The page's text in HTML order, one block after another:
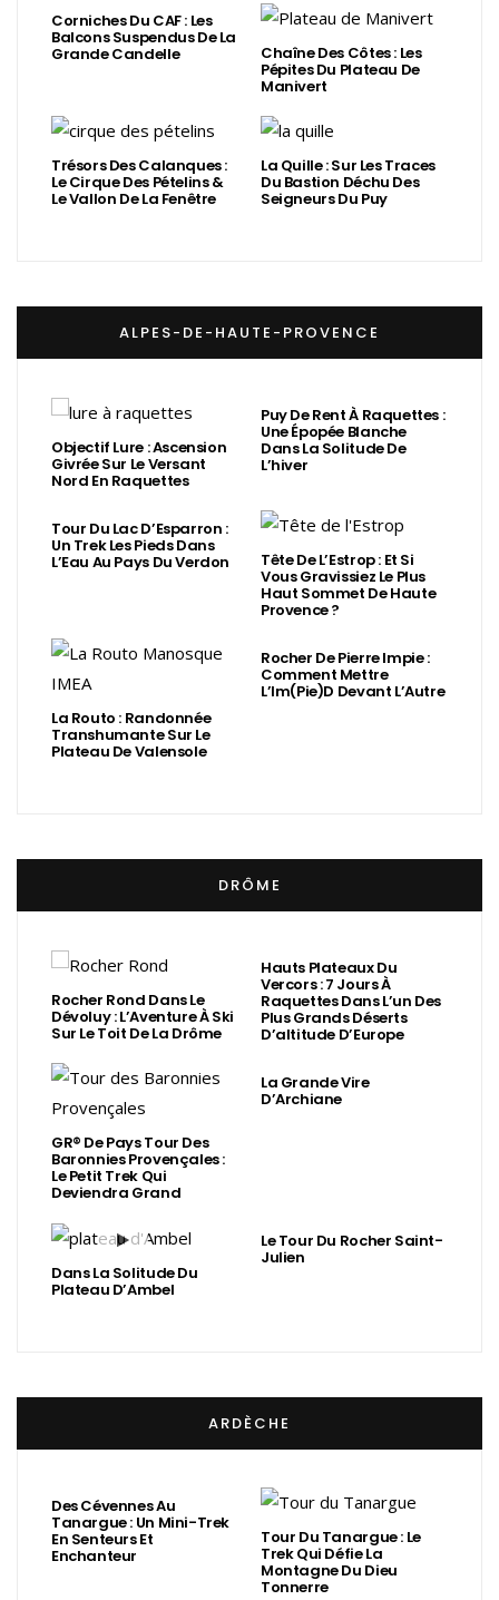
Corniches Du CAF : Les
Balcons Suspendus De La
Grande Candelle Chaîne Des Côtes : Les
Pépites Du Plateau De
Manivert
Trésors Des Calanques :
Le Cirque Des Pételins &
Le Vallon De La Fenêtre
La Quille : Sur Les Traces
Du Bastion Déchu Des
Seigneurs Du Puy
ALPES-DE-HAUTE-PROVENCE
Objectif Lure : Ascension
Givrée Sur Le Versant
Nord En Raquettes
Puy De Rent À Raquettes :
Une Épopée Blanche
Dans La Solitude De
L’hiver
Tour Du Lac D’Esparron :
Un Trek Les Pieds Dans
L’Eau Au Pays Du Verdon Tête De L’Estrop : Et Si
Vous Gravissiez Le Plus
Haut Sommet De Haute
Provence ?
La Routo : Randonnée
Transhumante Sur Le
Plateau De Valensole
Rocher De Pierre Impie :
Comment Mettre
L’Im(Pie)d Devant L’Autre
DRÔME
Rocher Rond Dans Le
Dévoluy : L’Aventure À Ski
Sur Le Toit De La Drôme
Hauts Plateaux Du
Vercors : 7 Jours À
Raquettes Dans L’un Des
Plus Grands Déserts
D’altitude D’Europe
GR® De Pays Tour Des
Baronnies Provençales :
Le Petit Trek Qui
Deviendra Grand
La Grande Vire
D’Archiane
Dans La Solitude Du
Plateau D’Ambel
Le Tour Du Rocher Saint-
Julien
ARDÈCHE
Des Cévennes Au
Tanargue : Un Mini-Trek
En Senteurs Et
Enchanteur
Tour Du Tanargue : Le
Trek Qui Défie La
Montagne Du Dieu
Tonnerre